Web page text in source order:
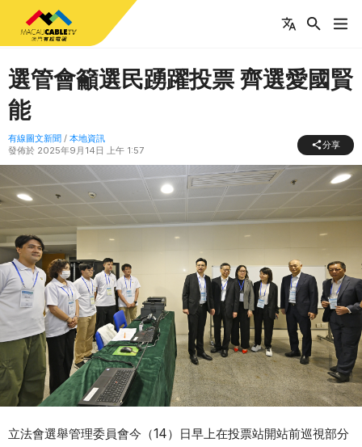
選管會籲選民踴躍投票 齊選愛國賢
能
有線圖文新聞 / 本地資訊
發佈於 2025年9月14日 上午 1:57
分享
立法會選舉管理委員會今（14）日早上在投票站開站前巡視部分